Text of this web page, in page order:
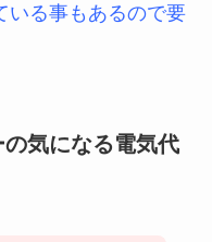
る事もあるので要
気になる電気代